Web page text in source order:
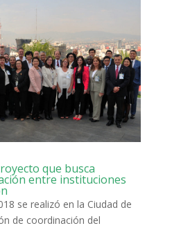
que busca
entre instituciones
se realizó en la Ciudad de
de coordinación del